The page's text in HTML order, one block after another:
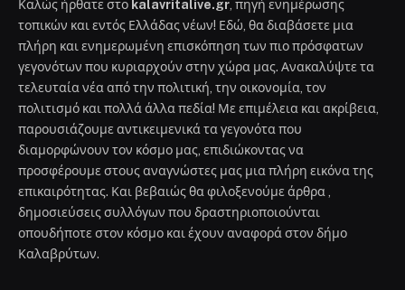
Καλώς ήρθατε στο kalavritalive.gr , πηγή ενημέρωσης
τοπικών και εντός Ελλάδας νέων! Εδώ, θα διαβάσετε μια
πλήρη και ενημερωμένη επισκόπηση των πιο πρόσφατων
γεγονότων που κυριαρχούν στην χώρα μας. Ανακαλύψτε τα
τελευταία νέα από την πολιτική, την οικονομία, τον
πολιτισμό και πολλά άλλα πεδία! Με επιμέλεια και ακρίβεια,
παρουσιάζουμε αντικειμενικά τα γεγονότα που
διαμορφώνουν τον κόσμο μας, επιδιώκοντας να
προσφέρουμε στους αναγνώστες μας μια πλήρη εικόνα της
επικαιρότητας. Και βεβαιώς θα φιλοξενούμε άρθρα ,
δημοσιεύσεις συλλόγων που δραστηριοποιούνται
οπουδήποτε στον κόσμο και έχουν αναφορά στον δήμο
Καλαβρύτων.